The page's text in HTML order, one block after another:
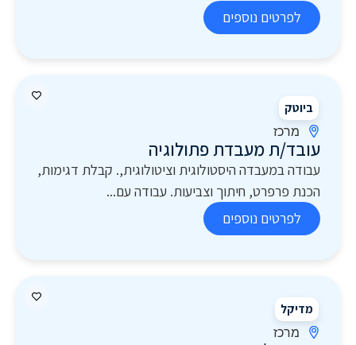
לפרטים נוספים
ביוטק
מרכז
עובד/ת מעבדת פתולוגיה
עבודה במעבדה היסטולוגית וציטולוגית,. קבלת דגימות,
הכנת פרפרט, חיתוך וצביעות. עבודה עם...
לפרטים נוספים
מדיקל
מרכז